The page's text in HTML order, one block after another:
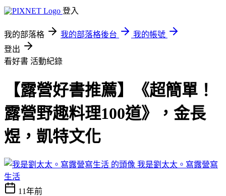
登入
我的部落格 我的部落格後台
我的帳號
登出
看好書 活動紀錄
【露營好書推薦】《超簡單！
露營野趣料理100道》，金長
煜，凱特文化
我是劉太太。寫露營寫
生活
11年前